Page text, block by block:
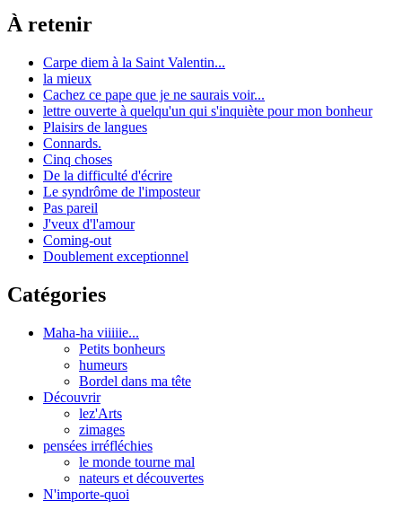
À retenir
Carpe diem à la Saint Valentin...
la mieux
Cachez ce pape que je ne saurais voir...
lettre ouverte à quelqu'un qui s'inquiète pour mon bonheur
Plaisirs de langues
Connards.
Cinq choses
De la difficulté d'écrire
Le syndrôme de l'imposteur
Pas pareil
J'veux d'l'amour
Coming-out
Doublement exceptionnel
Catégories
Maha-ha viiiiie...
Petits bonheurs
humeurs
Bordel dans ma tête
Découvrir
lez'Arts
zimages
pensées irréfléchies
le monde tourne mal
nateurs et découvertes
N'importe-quoi